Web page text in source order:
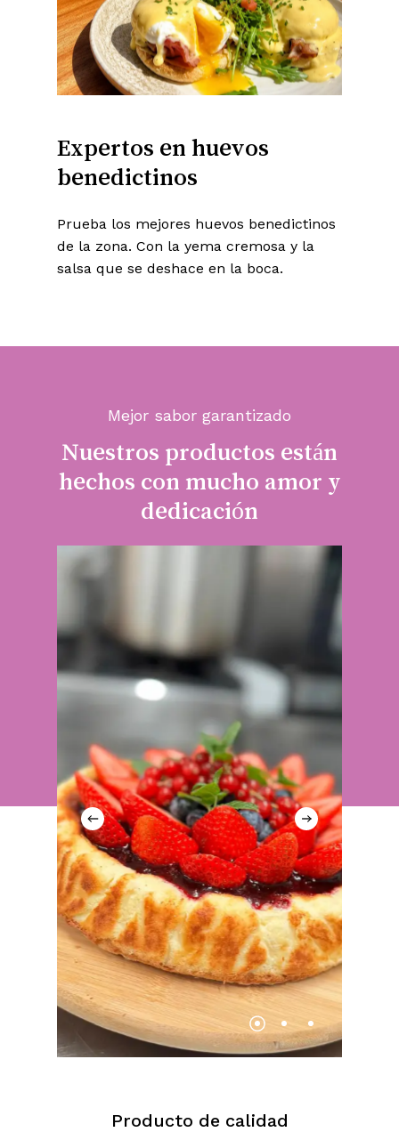
No hay productos en el carrito.
Go To Shop
Expertos en huevos
benedictinos
Prueba los mejores huevos benedictinos
de la zona. Con la yema cremosa y la
salsa que se deshace en la boca.
Mejor sabor garantizado
Nuestros productos están
hechos con mucho amor y
dedicación
Producto de calidad